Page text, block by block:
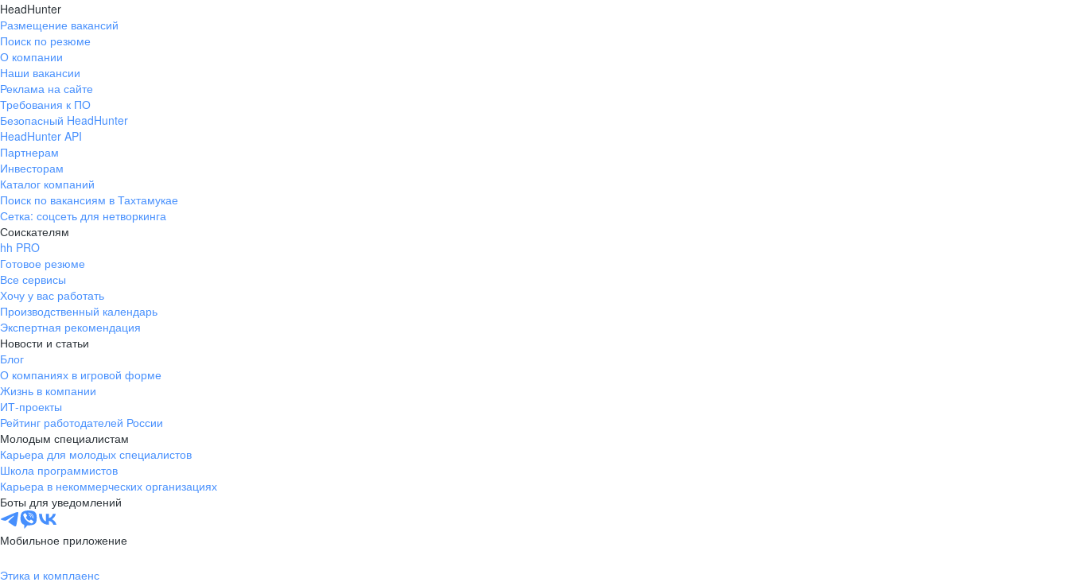
HeadHunter
Размещение вакансий
Поиск по резюме
О компании
Наши вакансии
Реклама на сайте
Требования к ПО
Безопасный HeadHunter
HeadHunter API
Партнерам
Инвесторам
Каталог компаний
Поиск по вакансиям в Тахтамукае
Сетка: соцсеть для нетворкинга
Соискателям
hh PRO
Готовое резюме
Все сервисы
Хочу у вас работать
Производственный календарь
Экспертная рекомендация
Новости и статьи
Блог
О компаниях в игровой форме
Жизнь в компании
ИТ-проекты
Рейтинг работодателей России
Молодым специалистам
Карьера для молодых специалистов
Школа программистов
Карьера в некоммерческих организациях
Боты для уведомлений
Мобильное приложение
Этика и комплаенс